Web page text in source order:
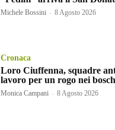
Michele Bossini - 8 Agosto 2026
Cronaca
Loro Ciuffenna, squadre
lavoro per un rogo nei
Monica Campani - 8 Agosto 2026